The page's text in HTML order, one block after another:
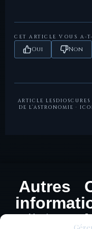
création de l’univers.
CET ARTICLE VOUS A-
Oui Non
ARTICLE LESDIOSCURES
DE L’ASTRONOMIE ·
Autres
Mentions